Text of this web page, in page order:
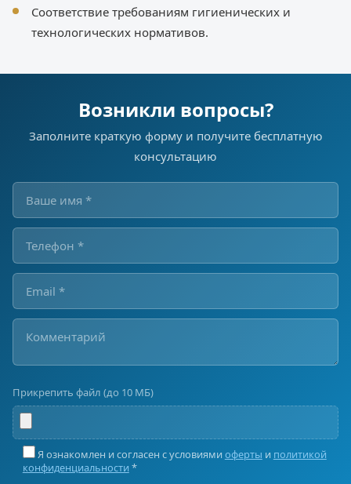
Соответствие требованиям гигиенических и
технологических нормативов.
Возникли вопросы?
Заполните краткую форму и получите бесплатную
консультацию
Прикрепить файл (до 10 МБ)
Я ознакомлен и согласен с условиями оферты и политикой
конфиденциальности *